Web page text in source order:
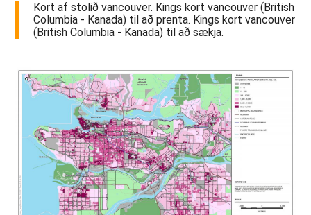
Kort af stolið vancouver. Kings kort vancouver (British
Columbia - Kanada) til að prenta. Kings kort vancouver
(British Columbia - Kanada) til að sækja.